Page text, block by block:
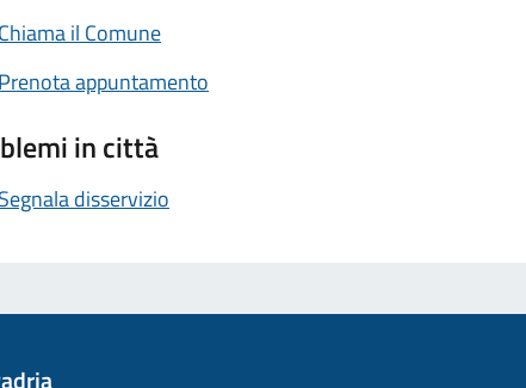
il Comune
appuntamento
in città
disservizio